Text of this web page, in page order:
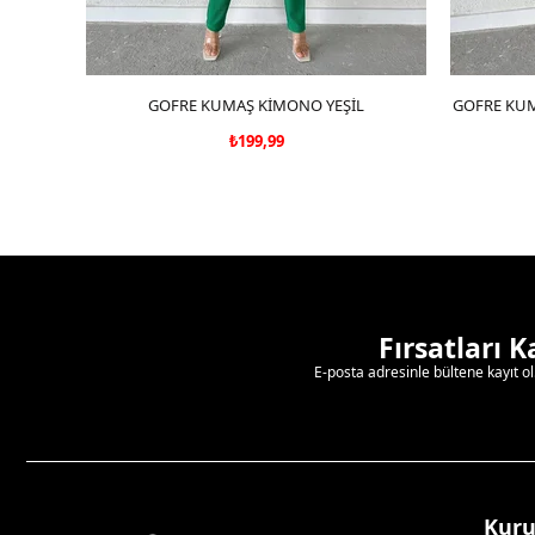
SEPETE EKLE
GOFRE KUMAŞ KİMONO YEŞİL
₺199,99
GOFRE
Fırsatları
E-posta adresinle bültene kayıt